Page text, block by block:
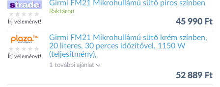
Írj véleményt!
Girmi FM21 Mikrohullámú sütő piros színben
Raktáron
45 990 Ft
Írj véleményt!
Girmi FM21 Mikrohullámú sütő krém színben,
20 literes, 30 perces időzítővel, 1150 W
(teljesítmény),
1 további ajánlat
52 889 Ft